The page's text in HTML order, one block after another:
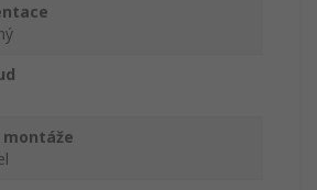
montáže